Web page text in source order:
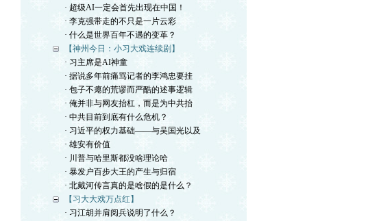
· 超级AI一定会首先出现在中国！
· 李克强带走的不只是一片云彩
· 什么是世界百年不遇的变革？
【神州今日：小习大戏连续剧】
· 习主席是AI神童
· 据说多年前痛骂记者的李鸿忠要挂
· 包子不瘪的荒谬而严酷的述事逻辑
· 俺并非与网友抬杠，而是为中共抬
· 中共目前到底有什么危机？
· 习近平的权力基础——与吴国光以及
· 雄安有价值
· 川普与哈里斯都没啥理论哈
· 暴发户百步大王的产生与归宿
· 北戴河传言真的是啥假的是什么？
【习大大戏万点红】
· 习江胡并肩阅兵说明了什么？